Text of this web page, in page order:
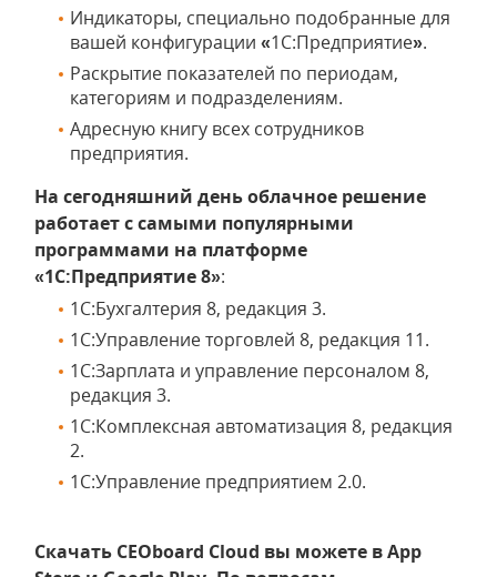
Индикаторы, специально подобранные для
вашей конфигурации «1С:Предприятие».
Раскрытие показателей по периодам,
категориям и подразделениям.
Адресную книгу всех сотрудников
предприятия.
На сегодняшний день облачное решение
работает с самыми популярными
программами на платформе
«1С:Предприятие 8»:
1С:Бухгалтерия 8, редакция 3.
1С:Управление торговлей 8, редакция 11.
1С:Зарплата и управление персоналом 8,
редакция 3.
1С:Комплексная автоматизация 8, редакция
2.
1С:Управление предприятием 2.0.
Скачать CEOboard Cloud вы можете в App